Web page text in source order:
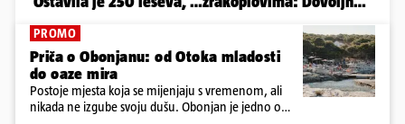
PROMO
Priča o Obonjanu: od Otoka mladosti
do oaze mira
Postoje mjesta koja se mijenjaju s vremenom, ali
nikada ne izgube svoju dušu. Obonjan je jedno od